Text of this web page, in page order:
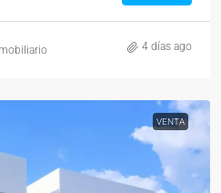
4 días ago
VENTA